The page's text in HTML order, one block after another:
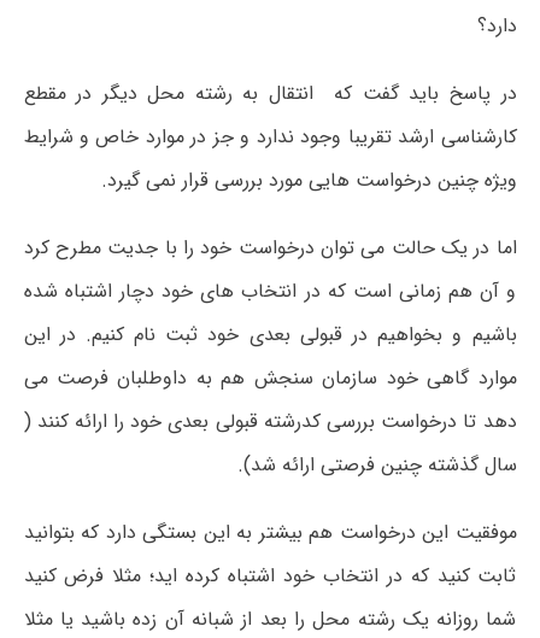
دارد؟
در پاسخ باید گفت که انتقال به رشته محل دیگر در مقطع
کارشناسی ارشد تقریبا وجود ندارد و جز در موارد خاص و شرایط
ویژه چنین درخواست هایی مورد بررسی قرار نمی گیرد.
اما در یک حالت می توان درخواست خود را با جدیت مطرح کرد
و آن هم زمانی است که در انتخاب های خود دچار اشتباه شده
باشیم و بخواهیم در قبولی بعدی خود ثبت نام کنیم. در این
موارد گاهی خود سازمان سنجش هم به داوطلبان فرصت می
دهد تا درخواست بررسی کدرشته قبولی بعدی خود را ارائه کنند (
سال گذشته چنین فرصتی ارائه شد).
موفقیت این درخواست هم بیشتر به این بستگی دارد که بتوانید
ثابت کنید که در انتخاب خود اشتباه کرده اید؛ مثلا فرض کنید
شما روزانه یک رشته محل را بعد از شبانه آن زده باشید یا مثلا